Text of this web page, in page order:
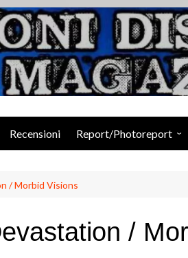
Suoni
Recensioni Report/Photoreport
/ Morbid Visions
/